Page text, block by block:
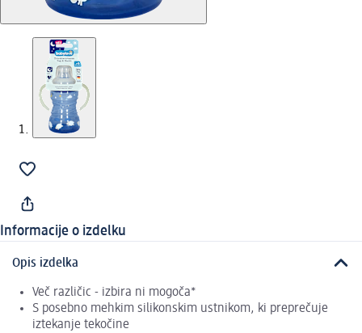
Informacije o izdelku
Opis izdelka
Več različic - izbira ni mogoča*
S posebno mehkim silikonskim ustnikom, ki preprečuje
iztekanje tekočine